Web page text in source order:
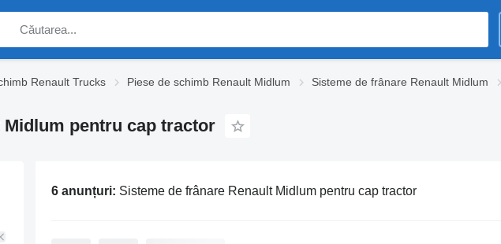
Renault Trucks Piese de schimb Renault Midlum Sisteme de frânare Renault Midlum
pentru cap tractor
6 anunțuri: Sisteme de frânare Renault Midlum pentru cap tractor